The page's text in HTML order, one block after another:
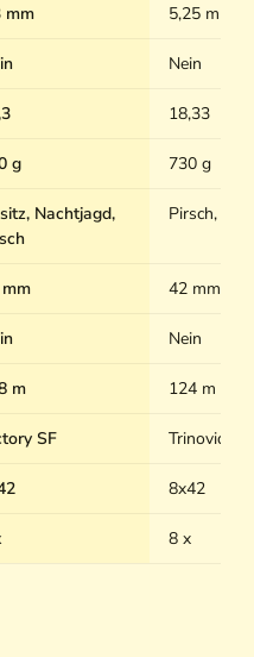
mm 5,25 mm
Nein
18,33
g 730 g
Nachtjagd,
Pirsch,
42 mm
Nein
m 124 m
SF Trinovid
8x42
8 x